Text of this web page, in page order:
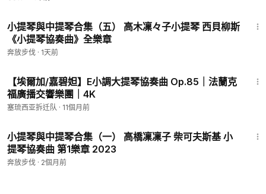
小提琴與中提琴合集（五） 高木凜々子小提琴 西貝柳斯
《小提琴協奏曲》全樂章
奔放步伐 · 1天前
【埃爾加/嘉碧妲】E小調大提琴協奏曲 Op.85｜法蘭克
福廣播交響樂團｜4K
塞琉西亚拆迁队 · 11個月前
小提琴與中提琴合集（一） 高橋凜凜子 柴可夫斯基 小
提琴協奏曲 第1樂章 2023
奔放步伐 · 2個月前